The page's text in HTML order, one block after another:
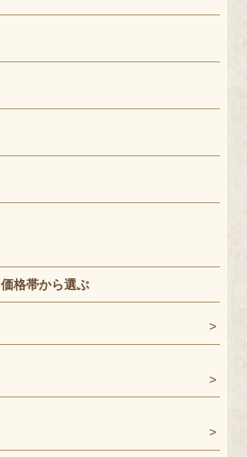
価格帯から選ぶ